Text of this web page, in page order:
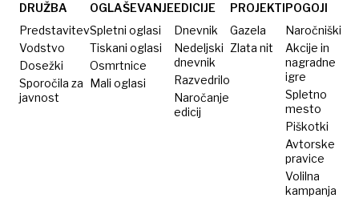
na
Hrvaškem
društev
na
Hrvaškem
DRUŽBA
Predstavitev
Vodstvo
Dosežki
Sporočila za
javnost
OGLAŠEVANJE
Spletni oglasi
Tiskani oglasi
Osmrtnice
Mali oglasi
EDICIJE
Dnevnik
Nedeljski
dnevnik
Razvedrilo
Naročanje
edicij
PROJEKTI
Gazela
Zlata nit
POGOJI
Naročniški
Akcije in
nagradne
igre
Spletno
mesto
Piškotki
Avtorske
pravice
Volilna
kampanja